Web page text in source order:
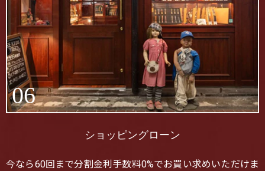
06
ショッピングローン
今なら60回まで分割金利手数料0%でお買い求めいただけま